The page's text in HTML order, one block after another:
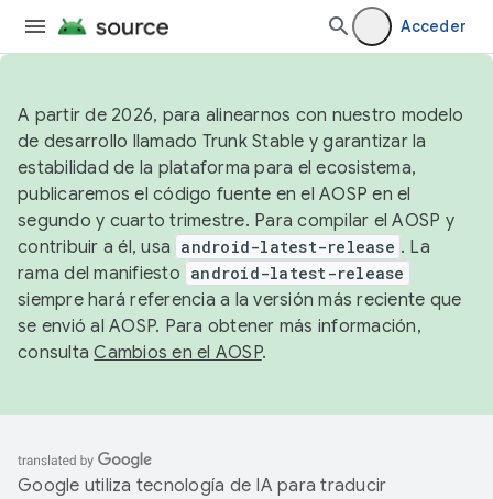
Acceder
A partir de 2026, para alinearnos con nuestro modelo
de desarrollo llamado Trunk Stable y garantizar la
estabilidad de la plataforma para el ecosistema,
publicaremos el código fuente en el AOSP en el
segundo y cuarto trimestre. Para compilar el AOSP y
contribuir a él, usa android-latest-release . La
rama del manifiesto android-latest-release
siempre hará referencia a la versión más reciente que
se envió al AOSP. Para obtener más información,
consultaCambios en el AOSP.
Google utiliza tecnología de IA para traducir